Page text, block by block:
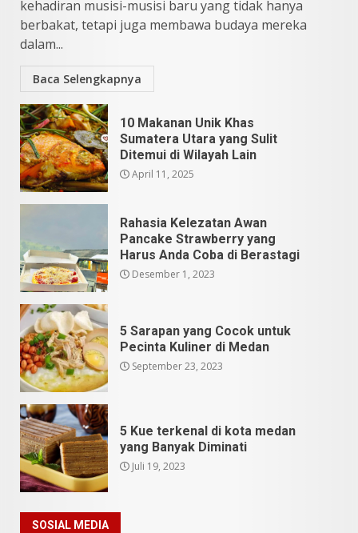
kehadiran musisi-musisi baru yang tidak hanya
berbakat, tetapi juga membawa budaya mereka
dalam...
Baca Selengkapnya
10 Makanan Unik Khas
Sumatera Utara yang Sulit
Ditemui di Wilayah Lain
April 11, 2025
Rahasia Kelezatan Awan
Pancake Strawberry yang
Harus Anda Coba di Berastagi
Desember 1, 2023
5 Sarapan yang Cocok untuk
Pecinta Kuliner di Medan
September 23, 2023
5 Kue terkenal di kota medan
yang Banyak Diminati
Juli 19, 2023
SOSIAL MEDIA